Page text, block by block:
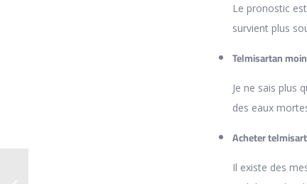
Le pronostic
survient plus
Telmisartan
Je ne sais plus
des eaux
Acheter
Il existe des